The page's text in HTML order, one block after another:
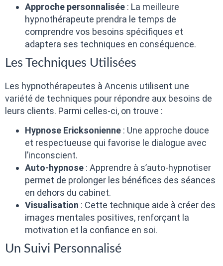
Approche personnalisée : La meilleure
hypnothérapeute prendra le temps de
comprendre vos besoins spécifiques et
adaptera ses techniques en conséquence.
Les Techniques Utilisées
Les hypnothérapeutes à Ancenis utilisent une
variété de techniques pour répondre aux besoins de
leurs clients. Parmi celles-ci, on trouve :
Hypnose Ericksonienne : Une approche douce
et respectueuse qui favorise le dialogue avec
l’inconscient.
Auto-hypnose : Apprendre à s’auto-hypnotiser
permet de prolonger les bénéfices des séances
en dehors du cabinet.
Visualisation : Cette technique aide à créer des
images mentales positives, renforçant la
motivation et la confiance en soi.
Un Suivi Personnalisé